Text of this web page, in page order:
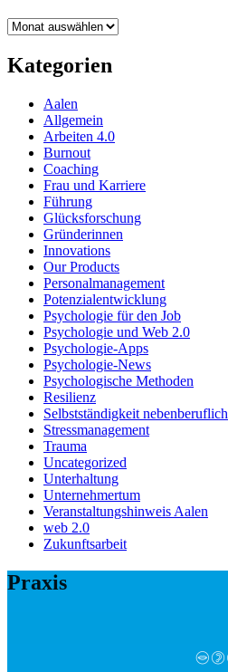
Archiv
Kategorien
Aalen
Allgemein
Arbeiten 4.0
Burnout
Coaching
Frau und Karriere
Führung
Glücksforschung
Gründerinnen
Innovations
Our Products
Personalmanagement
Potenzialentwicklung
Psychologie für den Job
Psychologie und Web 2.0
Psychologie-Apps
Psychologie-News
Psychologische Methoden
Resilienz
Selbstständigkeit nebenberuflich
Stressmanagement
Trauma
Uncategorized
Unterhaltung
Unternehmertum
Veranstaltungshinweis Aalen
web 2.0
Zukunftsarbeit
Praxis